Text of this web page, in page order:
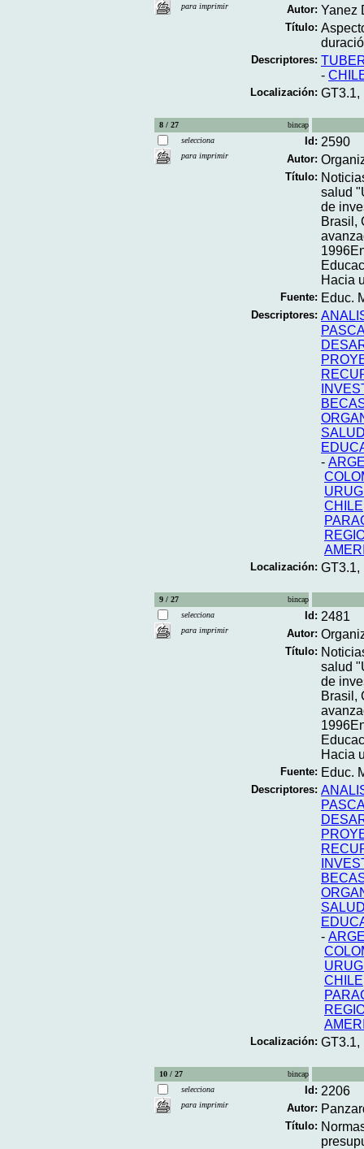
para imprimir
Autor: Yanez
Título:
Descriptores:
-
Localización: GT3.1,
8 / 27
bincap
selecciona
para imprimir
Id: 2590
Autor:
Título:
salud
de
Brasil,
Hacia
Fuente: Educ.
Descriptores:
-
CHILE
Localización: GT3.1,
9 / 27
bincap
selecciona
para imprimir
Id: 2481
Autor:
Título:
salud
de
Brasil,
Hacia
Fuente: Educ.
Descriptores:
-
CHILE
Localización: GT3.1,
10 / 27
bincap
selecciona
para imprimir
Id: 2206
Autor:
Título: